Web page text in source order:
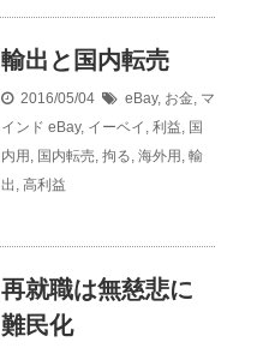
輸出と国内転売
2016/05/04 eBay, お金, マ
インド eBay, イーベイ , 利益, 国
内用 , 国内転売, 拘る, 海外用 , 輸
出 , 高利益
再就職は無慈悲に
難民化